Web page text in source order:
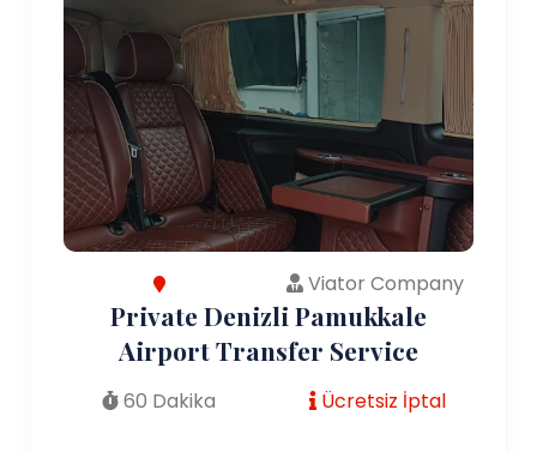
Viator Company
Private Denizli Pamukkale
Airport Transfer Service
60 Dakika Ücretsiz İptal